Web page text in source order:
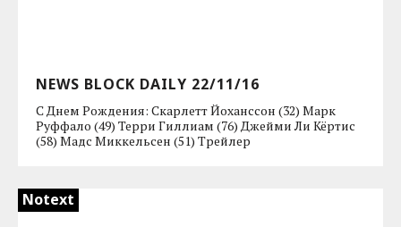
NEWS BLOCK DAILY 22/11/16
С Днем Рождения: Скарлетт Йоханссон (32) Марк
Руффало (49) Терри Гиллиам (76) Джейми Ли Кёртис
(58) Мадс Миккельсен (51) Трейлер
Notext